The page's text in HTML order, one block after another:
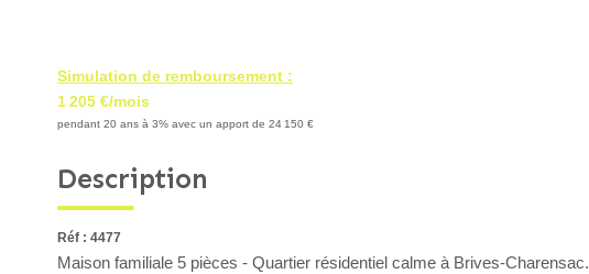
Simulation de remboursement :
1 205 €/mois
pendant 20 ans à 3% avec un apport de 24 150 €
Description
Réf : 4477
Maison familiale 5 pièces - Quartier résidentiel calme à Brives-Charensac.